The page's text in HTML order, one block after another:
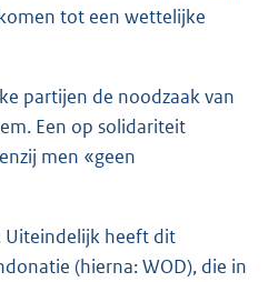
tot een wettelijke
partijen de noodzaak van
Een op solidariteit
men «geen
Uiteindelijk heeft dit
(hierna: WOD), die in